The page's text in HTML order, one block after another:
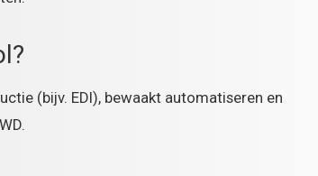
(bijv. EDI), bewaakt automatiseren en